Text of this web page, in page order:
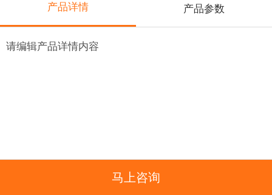
产品详情 产品参数
请编辑产品详情内容
马上咨询